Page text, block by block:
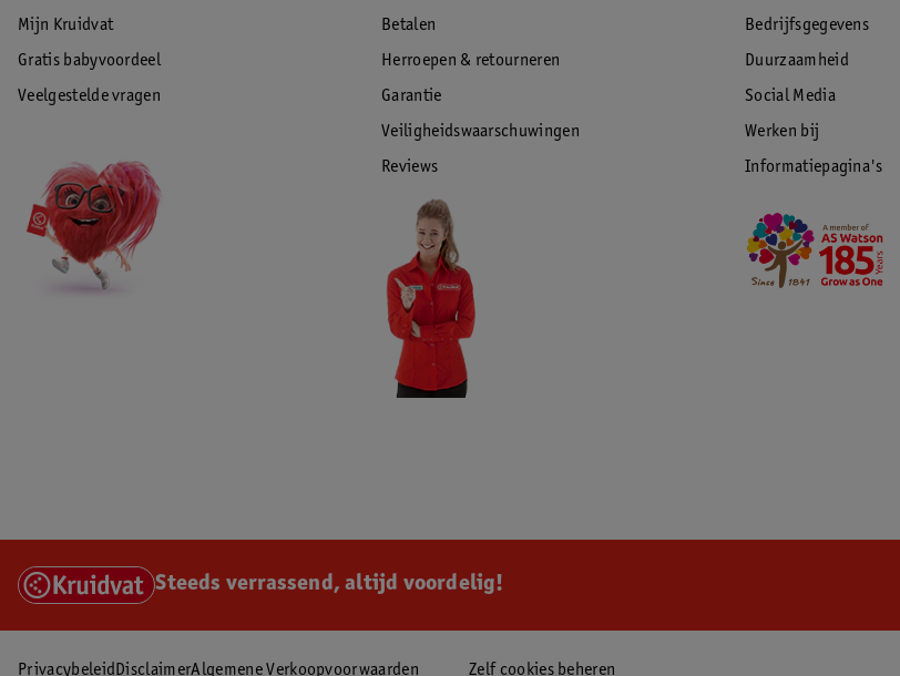
Mijn Kruidvat
Gratis babyvoordeel
Veelgestelde vragen
Betalen
Herroepen & retourneren
Garantie
Veiligheidswaarschuwingen
Reviews
Bedrijfsgegevens
Duurzaamheid
Social Media
Werken bij
Informatiepagina's
Steeds verrassend, altijd voordelig!
Privacybeleid DisclaimerAlgemene Verkoopvoorwaarden Zelf cookies beheren